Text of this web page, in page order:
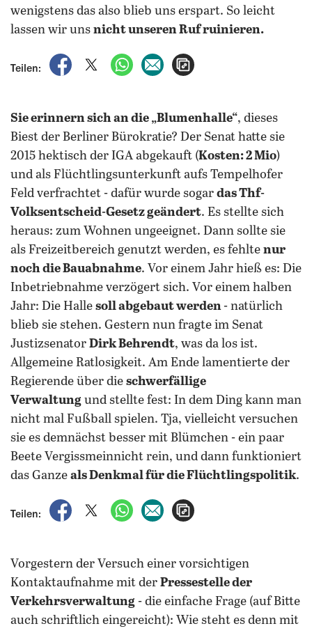
wenigstens das also blieb uns erspart. So leicht
lassen wir uns nicht unseren Ruf ruinieren.
Teilen:
auf Facebook teilen
auf X teilenper WhatsApp teilen
per E-Mail teilen
Sie erinnern sich an die „Blumenhalle“, dieses
Biest der Berliner Bürokratie? Der Senat hatte sie
2015 hektisch der IGA abgekauft (Kosten: 2 Mio)
und als Flüchtlingsunterkunft aufs Tempelhofer
Feld verfrachtet - dafür wurde sogar das Thf-
Volksentscheid-Gesetz geändert. Es stellte sich
heraus: zum Wohnen ungeeignet. Dann sollte sie
als Freizeitbereich genutzt werden, es fehlte nur
noch die Bauabnahme. Vor einem Jahr hieß es: Die
Inbetriebnahme verzögert sich. Vor einem halben
Jahr: Die Halle soll abgebaut werden - natürlich
blieb sie stehen. Gestern nun fragte im Senat
Justizsenator Dirk Behrendt, was da los ist.
Allgemeine Ratlosigkeit. Am Ende lamentierte der
Regierende über die schwerfällige
Verwaltung und stellte fest: In dem Ding kann man
nicht mal Fußball spielen. Tja, vielleicht versuchen
sie es demnächst besser mit Blümchen - ein paar
Beete Vergissmeinnicht rein, und dann funktioniert
das Ganze als Denkmal für die Flüchtlingspolitik.
Teilen:
auf Facebook teilen
auf X teilenper WhatsApp teilen
per E-Mail teilen
Vorgestern der Versuch einer vorsichtigen
Kontaktaufnahme mit der Pressestelle der
Verkehrsverwaltung - die einfache Frage (auf Bitte
auch schriftlich eingereicht): Wie steht es denn mit